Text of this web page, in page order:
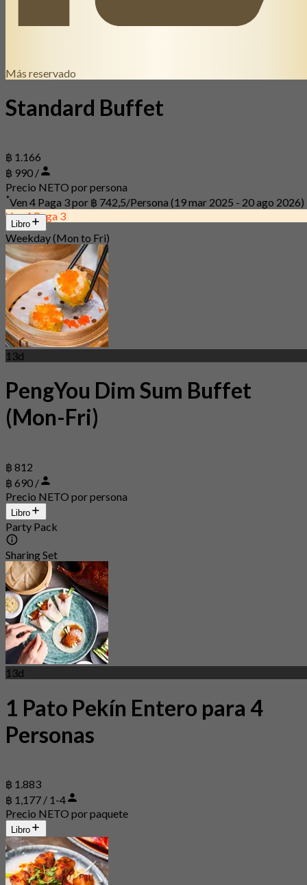
Más reservado
Standard Buffet
฿ 1.166
฿ 990 /
Precio NETO por persona
*Ven 4 Paga 3 por ฿ 742,5/Persona (19 mar 2025 - 20 ago 2026)
Ven 4 Paga 3
Libro
Weekday (Mon to Fri)
13d
PengYou Dim Sum Buffet
(Mon-Fri)
฿ 812
฿ 690 /
Precio NETO por persona
Libro
Party Pack
Sharing Set
13d
1 Pato Pekín Entero para 4
Personas
฿ 1.883
฿ 1,177 / 1-4
Precio NETO por paquete
Libro